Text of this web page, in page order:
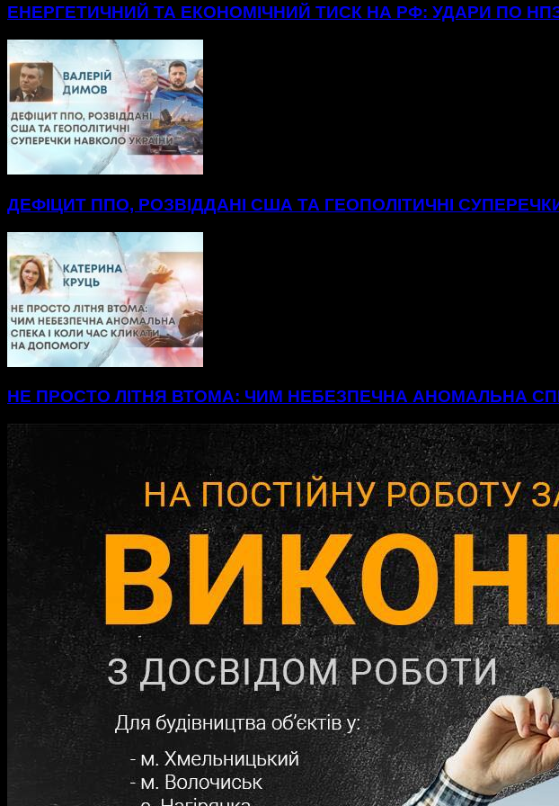
ЕНЕРГЕТИЧНИЙ ТА ЕКОНОМІЧНИЙ ТИСК НА РФ: УДАРИ ПО
ДЕФІЦИТ ППО, РОЗВІДДАНІ США ТА ГЕОПОЛІТИЧНІ
НЕ ПРОСТО ЛІТНЯ ВТОМА: ЧИМ НЕБЕЗПЕЧНА АНОМАЛЬНА